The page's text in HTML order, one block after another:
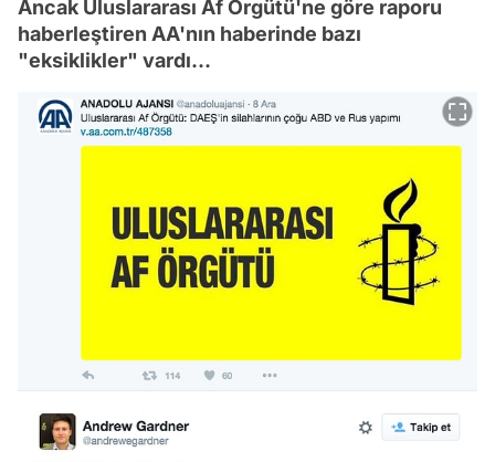
Ancak Uluslararası Af Örgütü'ne göre raporu
haberleştiren AA'nın haberinde bazı
"eksiklikler" vardı...